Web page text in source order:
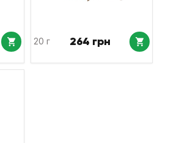
20 г 264 грн